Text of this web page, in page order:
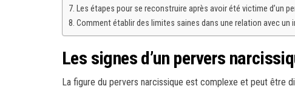
Les étapes pour se reconstruire après avoir été victime d’un
Comment établir des limites saines dans une relation avec un
Les signes d’un pervers
La figure du pervers narcissique est complexe et peut être